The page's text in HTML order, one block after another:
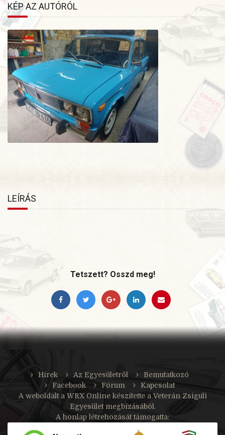
KÉP AZ AUTÓRÓL
LEÍRÁS
Tetszett? Osszd meg!
Hírek Az Egyesületről
Bemutatkozó
Facebook
Fórum
Kapcsolat
A weboldalt a WRX Onlinekészítette a Veterán Zsiguli
Egyesület megbízásából.
A honlap létrehozását támogatta: